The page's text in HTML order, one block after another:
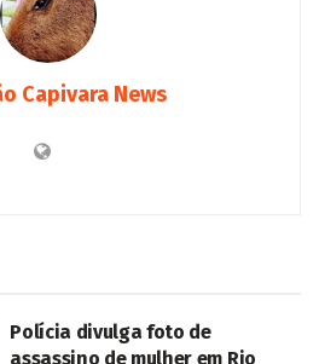
Capivara News
Polícia divulga foto de
assassino de mulher em Rio